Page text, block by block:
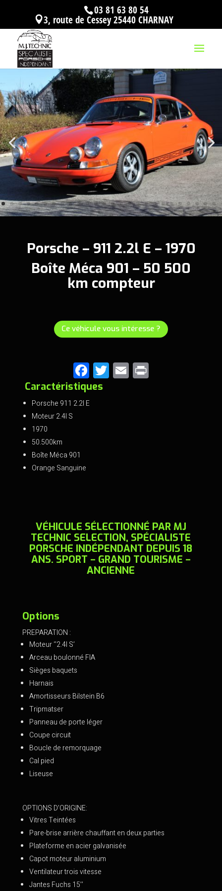
03 81 63 80 54
3, route de Cessey 25440 CHARNAY
Porsche – 911 2.2l E – 1970
Boîte Méca 901 – 50 500
km compteur
Ce véhicule vous intéresse ?
F
a
ce
T
wi
E
m
Caractéristiques
Porsche 911 2.2l E
Moteur 2.4l S
1970
50.500km
Boîte Méca 901
Orange Sanguine
VÉHICULE SÉLECTIONNÉ PAR MJ
TECHNIC SELECTION, SPÉCIALISTE
PORSCHE INDÉPENDANT DEPUIS 18
ANS. SPORT – GRAND TOURISME –
ANCIENNE
Options
PREPARATION :
Moteur ‘’2.4l S’
Arceau boulonné FIA
Sièges baquets
Harnais
Amortisseurs Bilstein B6
Tripmatser
Panneau de porte léger
Coupe circuit
Boucle de remorquage
Cal pied
Liseuse
OPTIONS D’ORIGINE:
Vitres Teintées
Pare-brise arrière chauffant en deux parties
Plateforme en acier galvanisée
Capot moteur aluminium
Ventilateur trois vitesse
Jantes Fuchs 15’’